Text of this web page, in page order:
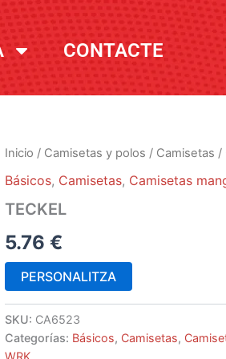
CONTACTE
Inicio / Camisetas y polos / Camisetas /
Básicos, Camisetas, Camisetas
TECKEL
5.76€
PERSONALITZA
SKU: CA6523
Categorías: Básicos, Camisetas,